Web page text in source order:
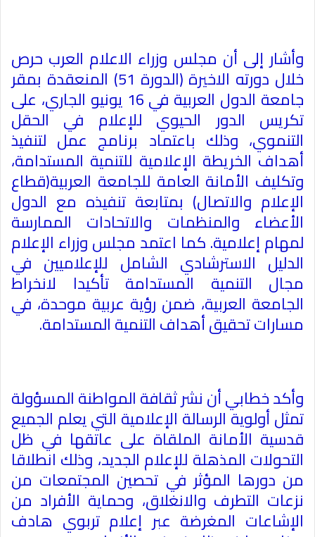
وأشار إلى أن مجلس وزراء الاعلام العرب حرص
خلال دورته الاخيرة (الدورة 51) المنعقدة بمقر
جامعة الدول العربية في 16 يونيو الجاري، على
تكريس الدور الحيوي للإعلام في الحقل
التنموي، وذلك باعتماد برنامج عمل لتنفيذ
أهداف الخريطة الإعلامية للتنمية المستدامة،
وتكليف الأمانة العامة للجامعة العربية(قطاع
الإعلام والاتصال) بمتابعة تنفيذه مع الدول
الأعضاء والمنظمات والاتحادات الممارسة
لمهام إعلامية. كما اعتمد مجلس وزراء الإعلام
الدليل الاسترشادي الشامل للإعلاميين في
مجال التنمية المستدامة تأكيدا لانخراط
الجامعة العربية، ضمن رؤية عربية موحدة، في
مسارات تحقيق أهداف التنمية المستدامة.
وأكد خطابي أن نشر ثقافة المواطنة المسؤولة
تمثل أولوية الرسالة الإعلامية التي يعلم الجميع
قدسية الأمانة الملقاة على عاتقها في ظل
التحولات المذهلة للإعلام الجديد، وذلك انطلاقا
من دورها المؤثر في تحصين المجتمعات من
نزعات التطرف والانغلاق، وحماية الأفراد من
الإشاعات المغرضة عبر إعلام تربوي هادف